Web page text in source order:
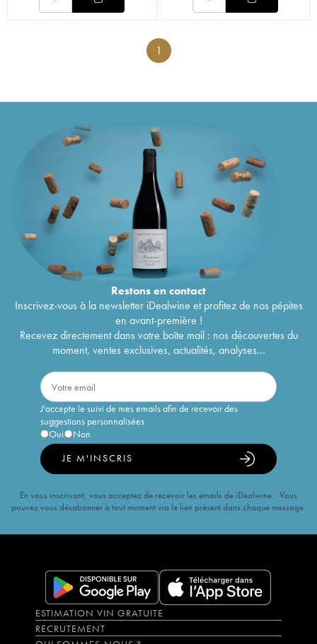
1
Restons encontact
Inscrivez-vous à la newsletter iDealwine et profitez de nos pépites
en avant-première !
Recevez directement dans votre boîte mail : nos découvertes du
moment, ventes exclusives, actualités, analyses...
J'accepte le suivi de mes emails afin de recevoir des
suggestions personnalisées
Oui
Non
JE M'INSCRIS
En vous inscrivant, vous acceptez de recevoir les emails de iDealwine. Vous
pouvez vous désabonner à tout moment via le lien présent dans chaque message.
ESTIMATION VIN GRATUITE
RECRUTEMENT